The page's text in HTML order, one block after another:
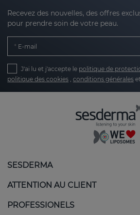
Recevez des nouvelles, des offres
pour prendre soin de votre peau.
E-mail
J'ai lu et j'accepte le politique de
politique des cookies , conditions générales
SESDERMA
ATTENTION AU CLIENT
PROFESSIONELS